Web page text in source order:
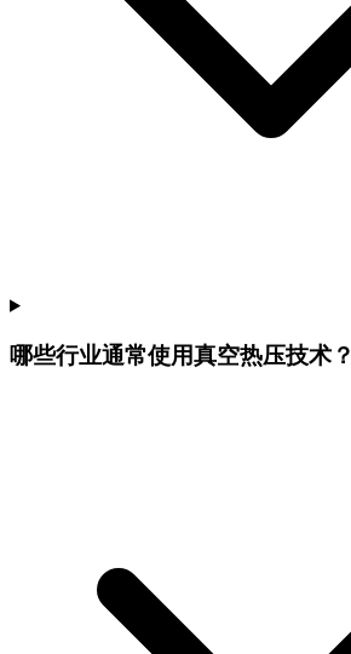
哪些行业通常使用真空热压技术？